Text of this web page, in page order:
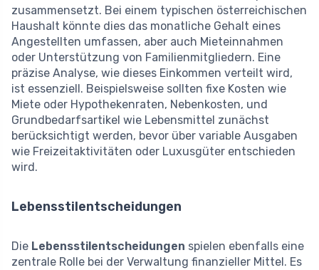
zusammensetzt. Bei einem typischen österreichischen
Haushalt könnte dies das monatliche Gehalt eines
Angestellten umfassen, aber auch Mieteinnahmen
oder Unterstützung von Familienmitgliedern. Eine
präzise Analyse, wie dieses Einkommen verteilt wird,
ist essenziell. Beispielsweise sollten fixe Kosten wie
Miete oder Hypothekenraten, Nebenkosten, und
Grundbedarfsartikel wie Lebensmittel zunächst
berücksichtigt werden, bevor über variable Ausgaben
wie Freizeitaktivitäten oder Luxusgüter entschieden
wird.
Lebensstilentscheidungen
Die Lebensstilentscheidungen spielen ebenfalls eine
zentrale Rolle bei der Verwaltung finanzieller Mittel. Es